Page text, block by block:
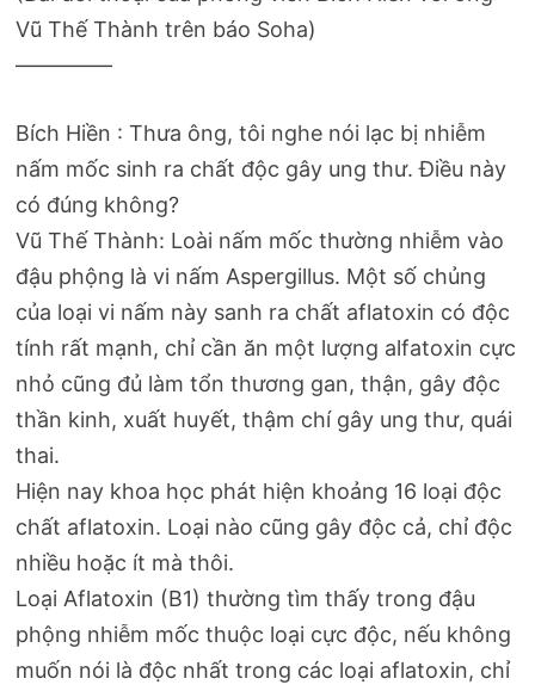
Vũ Thế Thành trên báo Soha)
————–
Bích Hiền : Thưa ông, tôi nghe nói lạc bị nhiễm
nấm mốc sinh ra chất độc gây ung thư. Điều này
có đúng không?
Vũ Thế Thành: Loài nấm mốc thường nhiễm vào
đậu phộng là vi nấm Aspergillus. Một số chủng
của loại vi nấm này sanh ra chất aflatoxin có độc
tính rất mạnh, chỉ cần ăn một lượng alfatoxin cực
nhỏ cũng đủ làm tổn thương gan, thận, gây độc
thần kinh, xuất huyết, thậm chí gây ung thư, quái
thai.
Hiện nay khoa học phát hiện khoảng 16 loại độc
chất aflatoxin. Loại nào cũng gây độc cả, chỉ độc
nhiều hoặc ít mà thôi.
Loại Aflatoxin (B1) thường tìm thấy trong đậu
phộng nhiễm mốc thuộc loại cực độc, nếu không
muốn nói là độc nhất trong các loại aflatoxin, chỉ